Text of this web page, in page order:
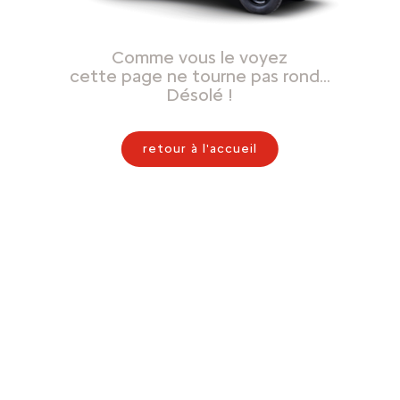
Comme vous le voyez
cette page ne tourne pas rond…
Désolé !
retour à l'accueil